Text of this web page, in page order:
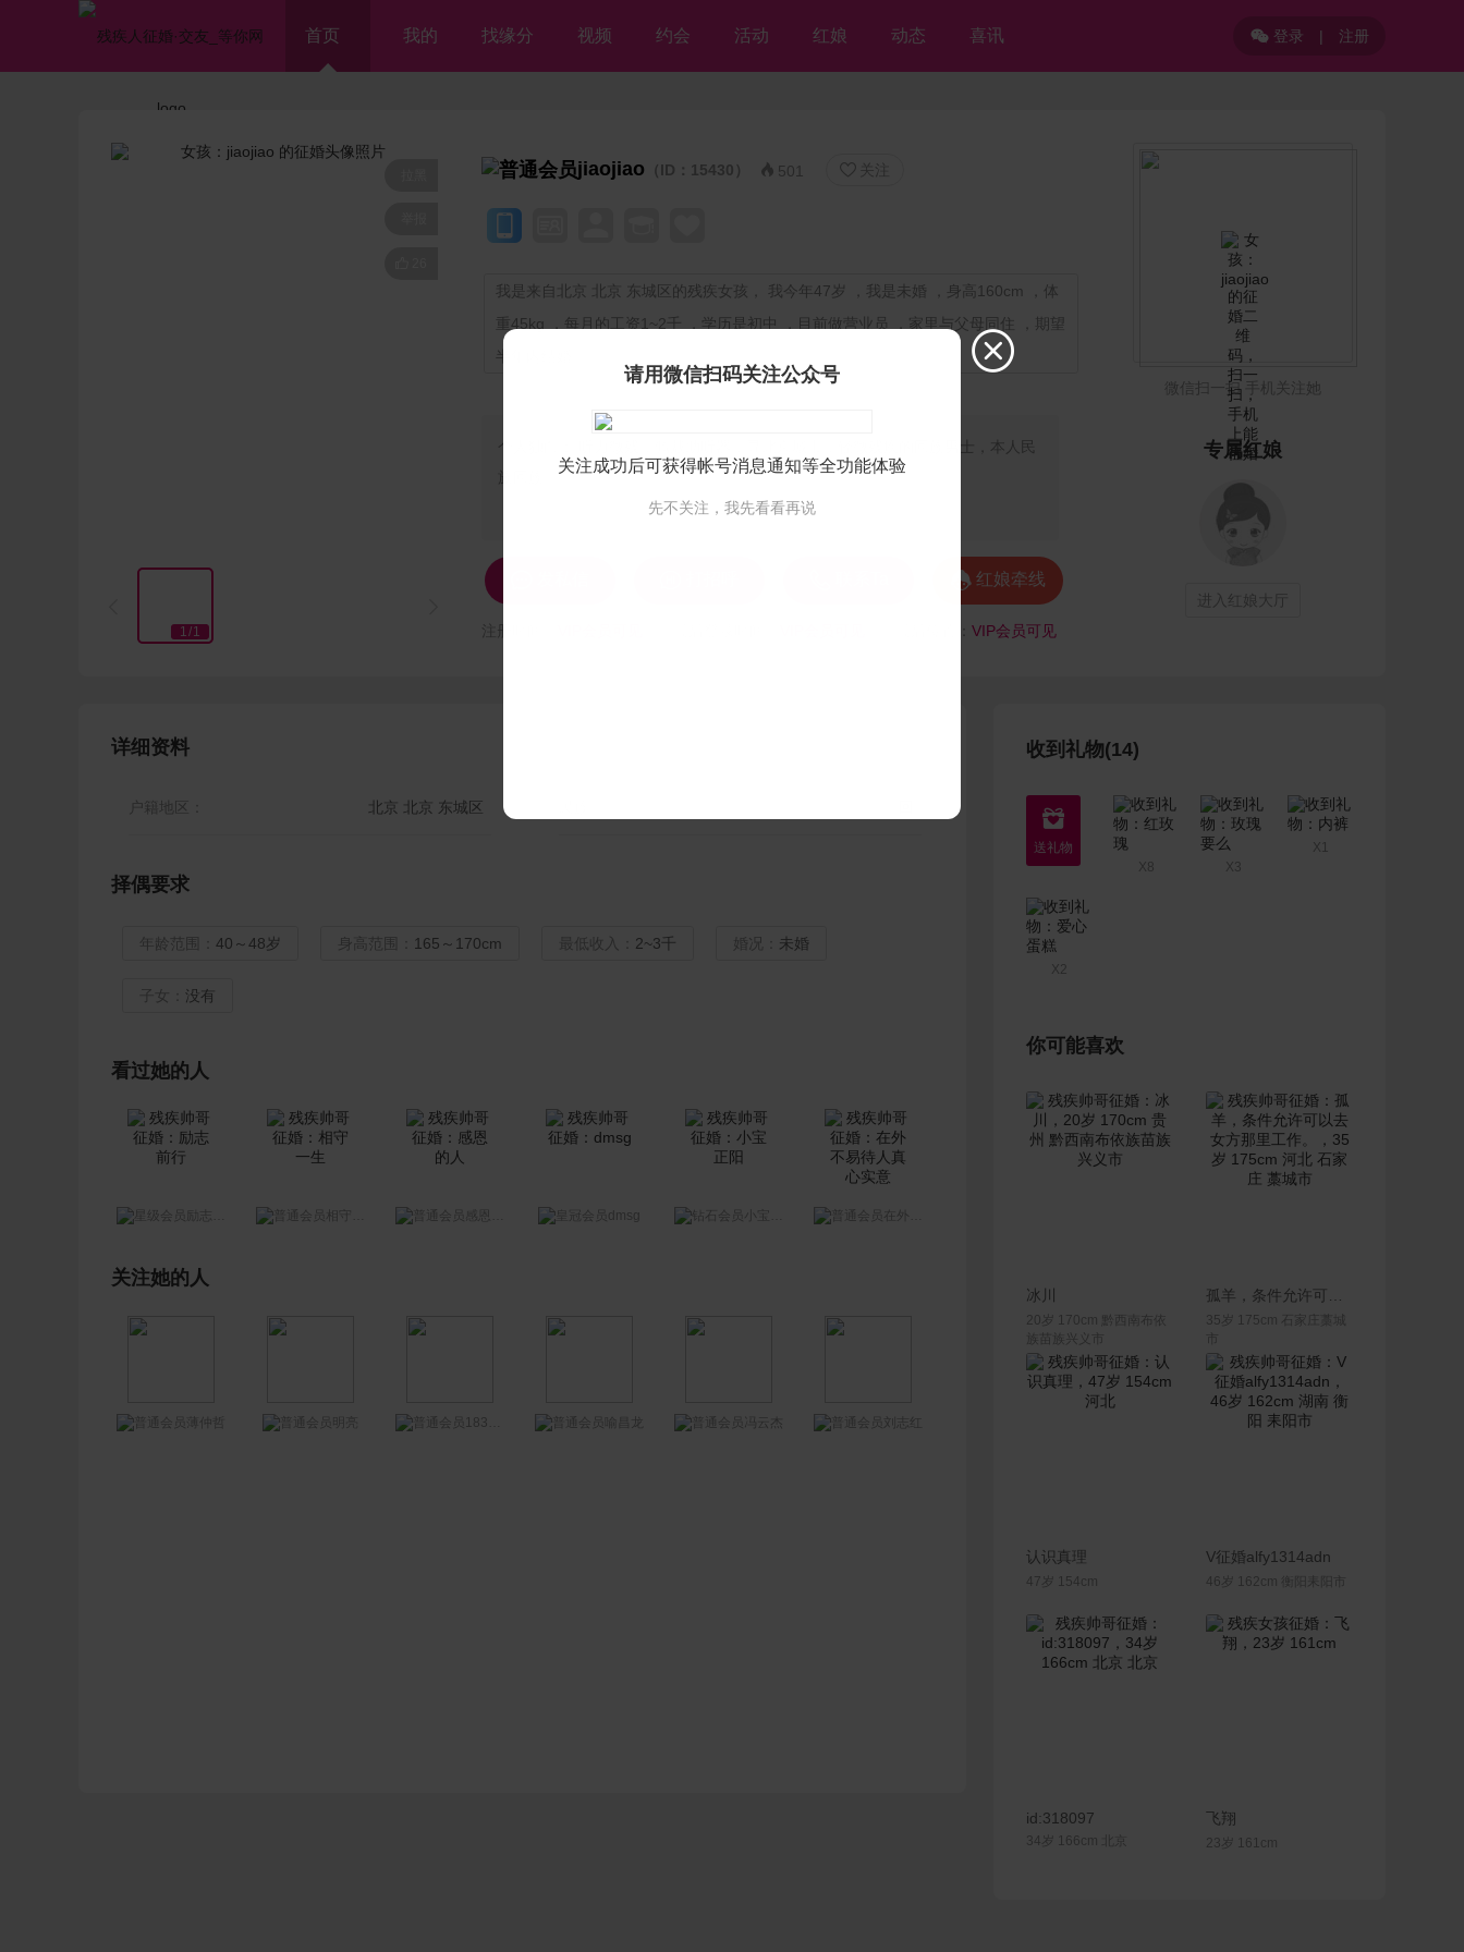
首页 我的 找缘分 视频 约会 活动 红娘 动态 喜讯 登录 | 注册
1/1
jiaojiao （ID：15430）  501  关注
我是来自北京 北京 东城区的残疾女孩， 我今年47岁 ，我是未婚 ，身高160cm ，体
重45kg ，每月的工资1~2千 ，学历是初中 ，目前做营业员 ，家里与父母同住 ，期望
半年内结婚
个人独白：
听力微残，佩戴助听器，寻北京城市，轻微残疾的回族男士，本人民
族回族
 红娘牵线
VIP会员可见
微信扫一扫 手机关注她
专属红娘
进入红娘大厅
详细资料
户籍地区： 北京 北京 东城区
择偶要求
年龄范围： 40～48岁 身高范围： 165～170cm 最低收入： 2~3千 婚况： 未婚
子女： 没有
看过她的人
感恩的人 dmsg 小宝正阳 在外不易待人真心实意
关注她的人
薄仲哲 18336604185 冯云杰
收到礼物(14)

X8 X3
X1
X2
你可能喜欢
冰川
20岁 170cm 黔西南布依
族苗族兴义市
联系Ta
35岁 175cm 石家庄藁城
联系Ta
认识真理
47岁 154cm
联系Ta
V征婚alfy1314adn
46岁 162cm 衡阳耒阳市
联系Ta
id:318097
34岁 166cm 北京
飞翔
23岁 161cm

请用微信扫码关注公众号
关注成功后可获得帐号消息通知等全功能体验
先不关注，我先看看再说